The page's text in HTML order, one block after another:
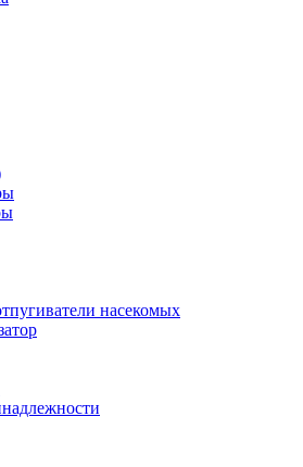
насекомых